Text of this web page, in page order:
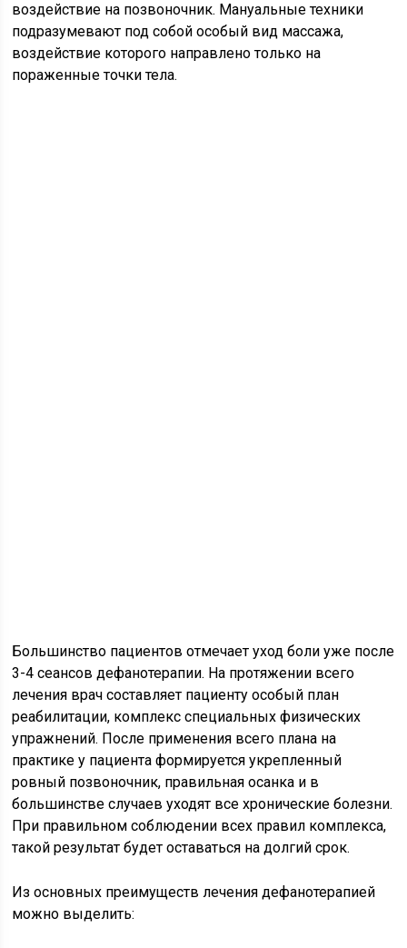
воздействие на позвоночник. Мануальные техники
подразумевают под собой особый вид массажа,
воздействие которого направлено только на
пораженные точки тела.
Большинство пациентов отмечает уход боли уже после
3-4 сеансов дефанотерапии. На протяжении всего
лечения врач составляет пациенту особый план
реабилитации, комплекс специальных физических
упражнений. После применения всего плана на
практике у пациента формируется укрепленный
ровный позвоночник, правильная осанка и в
большинстве случаев уходят все хронические болезни.
При правильном соблюдении всех правил комплекса,
такой результат будет оставаться на долгий срок.
Из основных преимуществ лечения дефанотерапией
можно выделить: